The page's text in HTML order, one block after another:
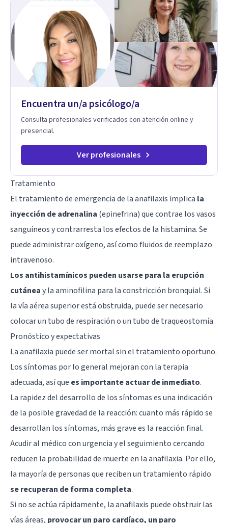
Encuentra un/a psicólogo/a
Consulta profesionales verificados con atención online y
presencial.
Ver profesionales
Tratamiento
El tratamiento de emergencia de la anafilaxis implica la
inyección de adrenalina (epinefrina) que contrae los vasos
sanguíneos y contrarresta los efectos de la histamina. Se
puede administrar oxígeno, así como fluidos de reemplazo
intravenoso.
Los antihistamínicos pueden usarse para la erupción
cutáneay la aminofilina para la constricción bronquial. Si
la vía aérea superior está obstruida, puede ser necesario
colocar un tubo de respiración o un tubo de traqueostomía.
Pronóstico y expectativas
La anafilaxia puede ser mortal sin el tratamiento oportuno.
Los síntomas por lo general mejoran con la terapia
adecuada, así que es importante actuar de inmediato.
La rapidez del desarrollo de los síntomas es una indicación
de la posible gravedad de la reacción: cuanto más rápido se
desarrollan los síntomas, más grave es la reacción final.
Acudir al médico con urgencia y el seguimiento cercando
reducen la probabilidad de muerte en la anafilaxia. Por ello,
la mayoría de personas que reciben un tratamiento rápido
se recuperan de forma completa.
Si no se actúa rápidamente, la anafilaxis puede obstruir las
vías áreas, provocar un paro cardíaco, un paro